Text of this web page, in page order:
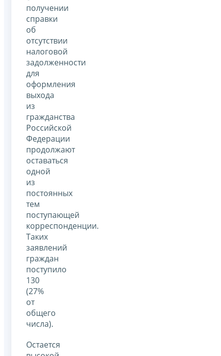
получении
справки
об
отсутствии
налоговой
задолженности
для
оформления
выхода
из
гражданства
Российской
Федерации
продолжают
оставаться
одной
из
постоянных
тем
поступающей
корреспонденции.
Таких
заявлений
граждан
поступило
130
(27%
от
общего
числа).
Остается